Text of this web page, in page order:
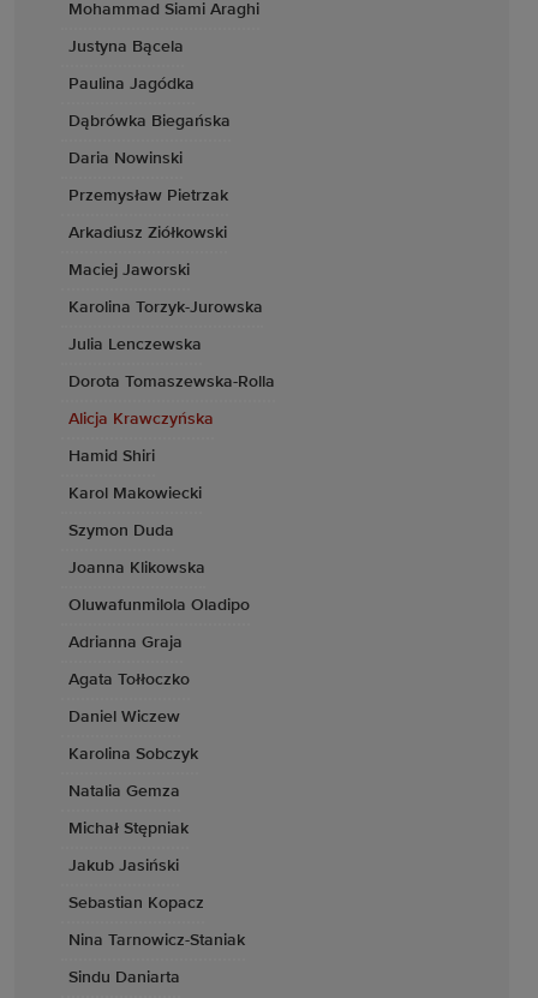
Mohammad Siami Araghi
Justyna Bącela
Paulina Jagódka
Dąbrówka Biegańska
Daria Nowinski
Przemysław Pietrzak
Arkadiusz Ziółkowski
Maciej Jaworski
Karolina Torzyk-Jurowska
Julia Lenczewska
Dorota Tomaszewska-Rolla
Alicja Krawczyńska
Hamid Shiri
Karol Makowiecki
Szymon Duda
Joanna Klikowska
Oluwafunmilola Oladipo
Adrianna Graja
Agata Tołłoczko
Daniel Wiczew
Karolina Sobczyk
Natalia Gemza
Michał Stępniak
Jakub Jasiński
Sebastian Kopacz
Nina Tarnowicz-Staniak
Sindu Daniarta